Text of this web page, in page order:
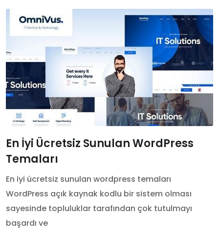
En İyi Ücretsiz Sunulan WordPress
Temaları
En iyi ücretsiz sunulan wordpress temaları
WordPress açık kaynak kodlu bir sistem olması
sayesinde topluluklar tarafından çok tutulmayı
başardı ve